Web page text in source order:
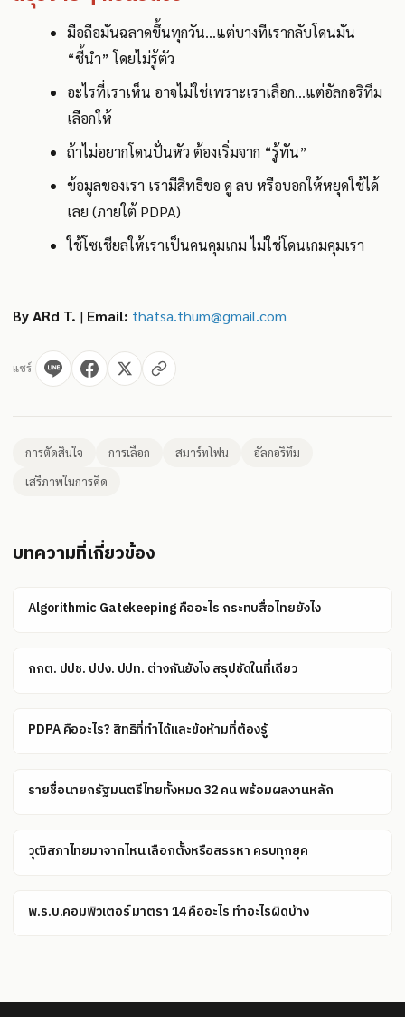
มือถือมันฉลาดขึ้นทุกวัน…แต่บางทีเรากลับโดนมัน
“ชี้นำ” โดยไม่รู้ตัว
อะไรที่เราเห็น อาจไม่ใช่เพราะเราเลือก…แต่อัลกอริทึม
เลือกให้
ถ้าไม่อยากโดนปั่นหัว ต้องเริ่มจาก “รู้ทัน”
ข้อมูลของเรา เรามีสิทธิขอ ดู ลบ หรือบอกให้หยุดใช้ได้
เลย (ภายใต้ PDPA)
ใช้โซเชียลให้เราเป็นคนคุมเกม ไม่ใช่โดนเกมคุมเรา
By ARd T. | Email: thatsa.thum@gmail.com
แชร์
การตัดสินใจ การเลือก สมาร์ทโฟน
อัลกอริทึม
เสรีภาพในการคิด
บทความที่เกี่ยวข้อง
Algorithmic Gatekeeping คืออะไร กระทบสื่อไทยยังไง
กกต. ปปช. ปปง. ปปท. ต่างกันยังไง สรุปชัดในที่เดียว
PDPA คืออะไร? สิทธิที่ทำได้และข้อห้ามที่ต้องรู้
รายชื่อนายกรัฐมนตรีไทยทั้งหมด 32 คน พร้อมผลงานหลัก
วุฒิสภาไทยมาจากไหน เลือกตั้งหรือสรรหา ครบทุกยุค
พ.ร.บ.คอมพิวเตอร์ มาตรา 14 คืออะไร ทำอะไรผิดบ้าง